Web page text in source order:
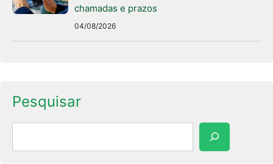
chamadas e prazos
04/08/2026
Pesquisar